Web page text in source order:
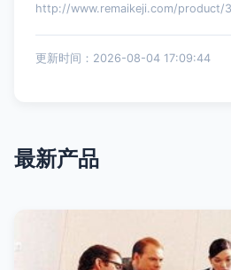
http://www.remaikeji.com/product/
更新时间：2026-08-04 17:09:44
最新产品